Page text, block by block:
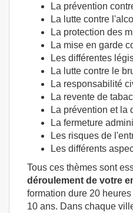
La prévention
La lutte contre
La protection des
La mise en garde
Les différentes
La lutte contre le
La responsabilité
La revente de
La prévention et la
La fermeture
Les risques de
Les différents
Tous ces thèmes sont
déroulement de votre
formation dure 20
10 ans. Dans chaque